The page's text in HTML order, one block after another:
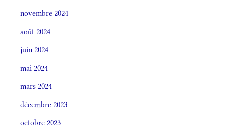
novembre 2024
août 2024
juin 2024
mai 2024
mars 2024
décembre 2023
octobre 2023